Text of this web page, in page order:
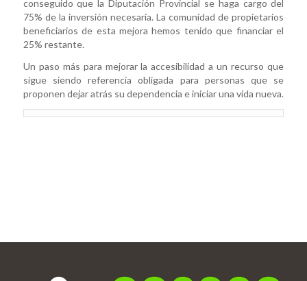
conseguido que la Diputación Provincial se haga cargo del
75% de la inversión necesaria. La comunidad de propietarios
beneficiarios de esta mejora hemos tenido que financiar el
25% restante.
Un paso más para mejorar la accesibilidad a un recurso que
sigue siendo referencia obligada para personas que se
proponen dejar atrás su dependencia e iniciar una vida nueva.